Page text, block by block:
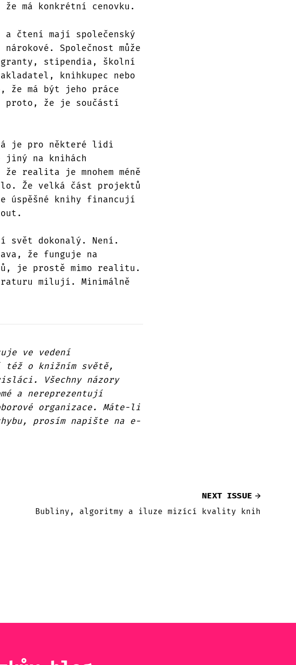
má konkrétní cenovku.
čtení mají společenský
Společnost může
stipendia, školní
knihkupec nebo
že má být jeho práce
proto, že je součástí
je pro některé lidi
jiný na knihách
realita je mnohem méně
Že velká část projektů
úspěšné knihy financují
svět dokonalý. Není.
že funguje na
je prostě mimo realitu.
milují. Minimálně
ve vedení
též o knižním světě,
Všechny názory
a nereprezentují
organizace. Máte-li
prosím napište na e-
NEXT ISSUE
Bubliny, algoritmy a iluze mizící kvality knih